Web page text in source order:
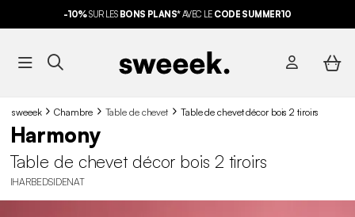
-10%SUR LES BONS PLANS*AVEC LE CODE SUMMER10
sweeek Chambre Table de chevet Table de chevet décor bois 2 tiroirs
Harmony
Table de chevet décor bois 2 tiroirs
IHARBEDSIDENAT